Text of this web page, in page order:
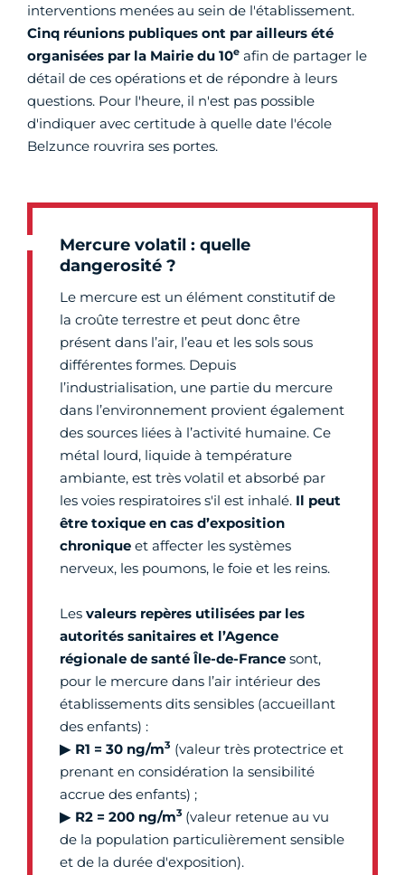
interventions menées au sein de l'établissement.
Cinq réunions publiques ont par ailleurs été
organisées par la Mairie du 10e afin de partager le
détail de ces opérations et de répondre à leurs
questions. Pour l'heure, il n'est pas possible
d'indiquer avec certitude à quelle date l'école
Belzunce rouvrira ses portes.
Mercure volatil : quelle
dangerosité ?
Le mercure est un élément constitutif de
la croûte terrestre et peut donc être
présent dans l’air, l’eau et les sols sous
différentes formes. Depuis
l’industrialisation, une partie du mercure
dans l’environnement provient également
des sources liées à l’activité humaine. Ce
métal lourd, liquide à température
ambiante, est très volatil et absorbé par
les voies respiratoires s'il est inhalé. Il peut
être toxique en cas d’exposition
chronique et affecter les systèmes
nerveux, les poumons, le foie et les reins.
Les valeurs repères utilisées par les
autorités sanitaires et l’Agence
régionale de santé Île-de-France sont,
pour le mercure dans l’air intérieur des
établissements dits sensibles (accueillant
des enfants) :
▶ R1 = 30 ng/m3 (valeur très protectrice et
prenant en considération la sensibilité
accrue des enfants) ;
▶ R2 = 200 ng/m3 (valeur retenue au vu
de la population particulièrement sensible
et de la durée d'exposition).